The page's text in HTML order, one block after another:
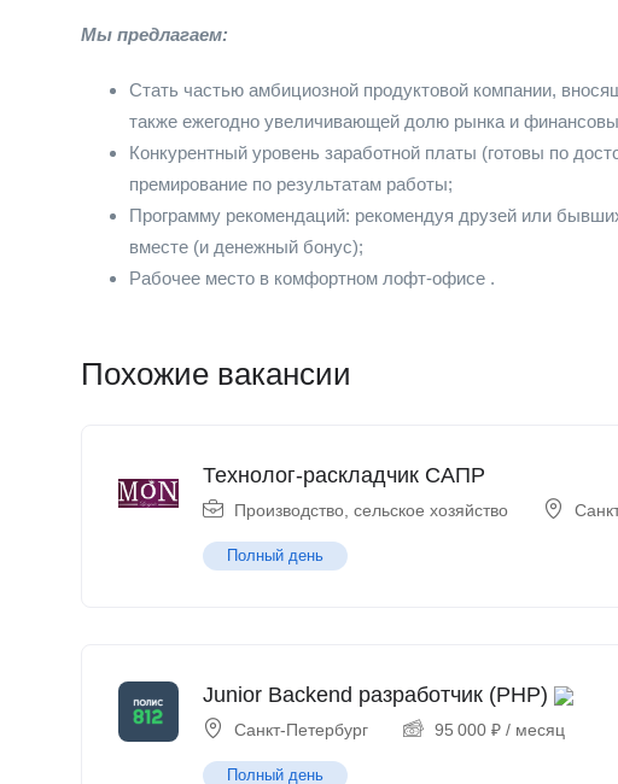
Мы предлагаем:
Стать частью амбициозной продуктовой компании,
также ежегодно увеличивающей долю рынка и
Конкурентный уровень заработной платы (готовы по
премирование по результатам работы;
Программу рекомендаций: рекомендуя друзей или
вместе (и денежный бонус);
Рабочее место в комфортном лофт-офисе .
Похожие вакансии
Технолог-раскладчик САПР
Производство, сельское хозяйство
Полный день
Junior Backend разработчик (PHP)
Санкт-Петербург 95 000 ₽ / месяц
Полный день